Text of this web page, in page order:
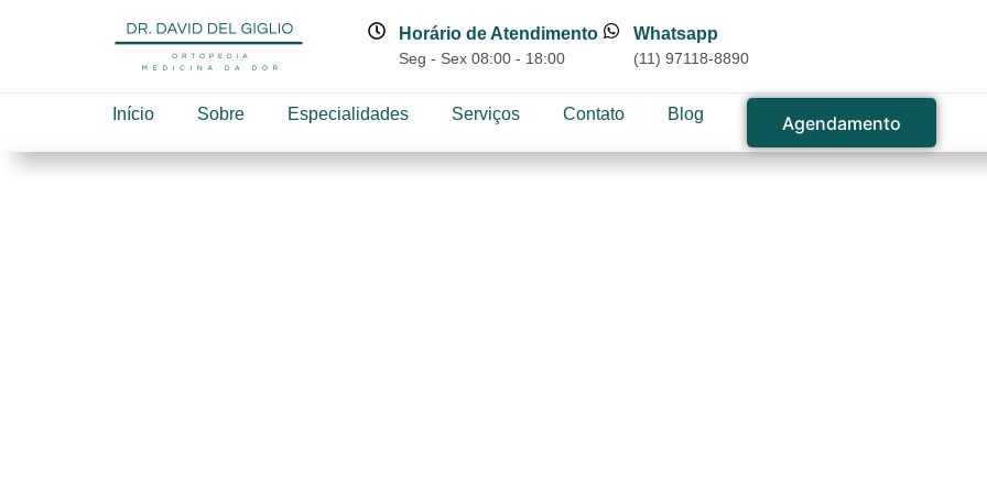
Horário de Atendimento
Seg - Sex 08:00 - 18:00
Whatsapp
(11) 97118-8890
Início Sobre Especialidades Serviços Contato Blog Agendamento